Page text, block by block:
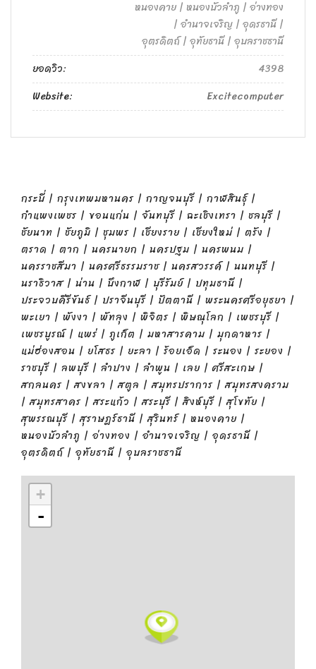
หนองคาย | หนองบัวลำภู | อ่างทอง
| อำนาจเจริญ | อุดรธานี |
อุตรดิตถ์ | อุทัยธานี | อุบลราชธานี
ยอดวิว:
4398
Website:
Excitecomputer
กระบี่ | กรุงเทพมหานคร | กาญจนบุรี | กาฬสินธุ์ |
กำแพงเพชร | ขอนแก่น | จันทบุรี | ฉะเชิงเทรา | ชลบุรี |
ชัยนาท | ชัยภูมิ | ชุมพร | เชียงราย | เชียงใหม่ | ตรัง |
ตราด | ตาก | นครนายก | นครปฐม | นครพนม |
นครราชสีมา | นครศรีธรรมราช | นครสวรรค์ | นนทบุรี |
นราธิวาส | น่าน | บึงกาฬ | บุรีรัมย์ | ปทุมธานี |
ประจวบคีรีขันธ์ | ปราจีนบุรี | ปัตตานี | พระนครศรีอยุธยา |
พะเยา | พังงา | พัทลุง | พิจิตร | พิษณุโลก | เพชรบุรี |
เพชรบูรณ์ | แพร่ | ภูเก็ต | มหาสารคาม | มุกดาหาร |
แม่ฮ่องสอน | ยโสธร | ยะลา | ร้อยเอ็ด | ระนอง | ระยอง |
ราชบุรี | ลพบุรี | ลำปาง | ลำพูน | เลย | ศรีสะเกษ |
สกลนคร | สงขลา | สตูล | สมุทรปราการ | สมุทรสงคราม
| สมุทรสาคร | สระแก้ว | สระบุรี | สิงห์บุรี | สุโขทัย |
สุพรรณบุรี | สุราษฎร์ธานี | สุรินทร์ | หนองคาย |
หนองบัวลำภู | อ่างทอง | อำนาจเจริญ | อุดรธานี |
อุตรดิตถ์ | อุทัยธานี | อุบลราชธานี
+
-